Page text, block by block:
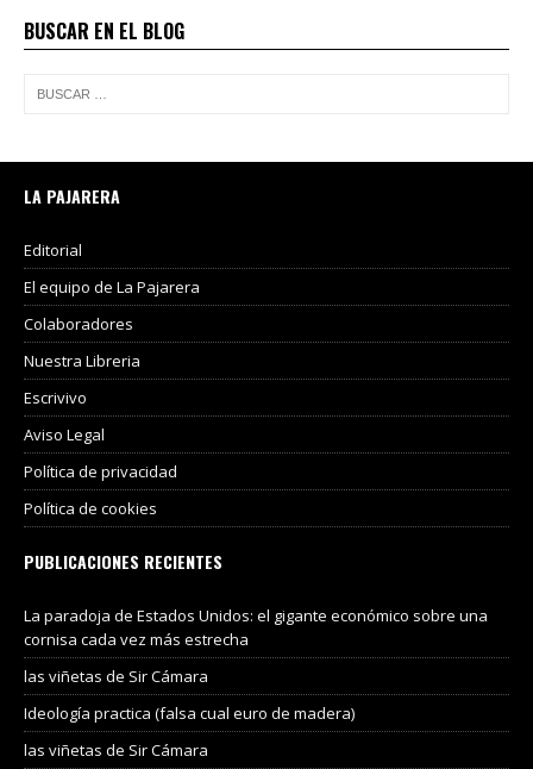
BUSCAR EN EL BLOG
LA PAJARERA
Editorial
El equipo de La Pajarera
Colaboradores
Nuestra Libreria
Escrivivo
Aviso Legal
Política de privacidad
Política de cookies
PUBLICACIONES RECIENTES
La paradoja de Estados Unidos: el gigante económico sobre una
cornisa cada vez más estrecha
las viñetas de Sir Cámara
Ideología practica (falsa cual euro de madera)
las viñetas de Sir Cámara